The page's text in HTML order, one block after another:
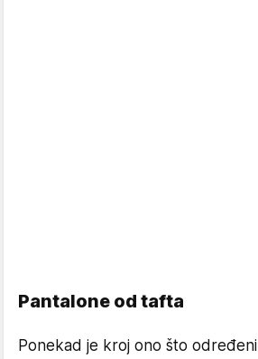
Pantalone od tafta
Ponekad je kroj ono što